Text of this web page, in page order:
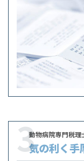
動物病院専門税理
3気の利く手